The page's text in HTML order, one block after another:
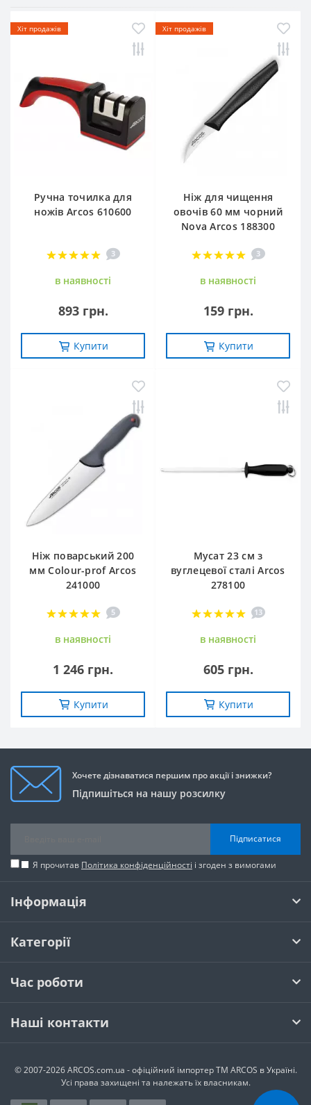
Хіт продажів
Ручна точилка для
ножів Arcos 610600
3
в наявностi
893 грн.
Купити
Хіт продажів
Ніж для чищення
овочів 60 мм чорний
Nova Arcos 188300
3
в наявностi
159 грн.
Купити
Ніж поварський 200
мм Сolour-prof Arcos
241000
5
в наявностi
1 246 грн.
Купити
Мусат 23 см з
вуглецевої сталі Arcos
278100
13
в наявностi
605 грн.
Купити
Хочете дізнаватися першим про акції і знижки?
Підпишіться на нашу розсилку
Підписатися
Я прочитав Політика конфіденційності і згоден з вимогами
Інформація
Категорії
Час роботи
Наші контакти
© 2007-2026 ARCOS.com.ua - офiцiйний iмпортер ТМ ARCOS в Україні.
Усi права захищенi та належать їх власникам.